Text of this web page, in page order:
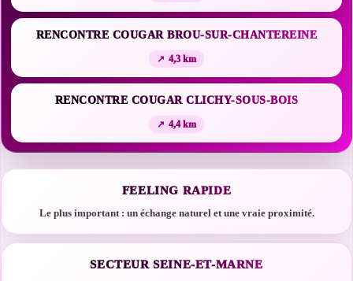
RENCONTRE COUGAR BROU-SUR-CHANTEREINE
4,3 km
RENCONTRE COUGAR CLICHY-SOUS-BOIS
4,4 km
FEELING RAPIDE
Le plus important : un échange naturel et une vraie proximité.
SECTEUR SEINE-ET-MARNE